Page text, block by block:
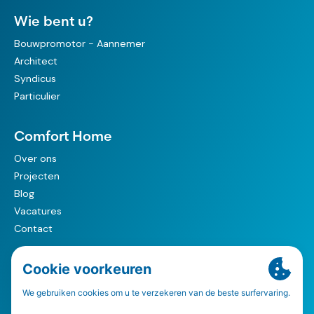
Wie bent u?
Bouwpromotor - Aannemer
Architect
Syndicus
Particulier
Comfort Home
Over ons
Projecten
Blog
Vacatures
Contact
© 2026 Comfort Home HVAC